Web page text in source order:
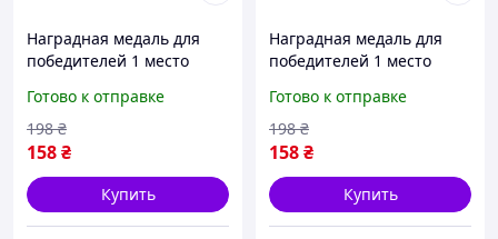
Наградная медаль для
победителей 1 место
конкурсов и мероприятий
диаметр 6,5 см buzyna
Готово к отправке
158₴
198 ₴
Купить
Наградная медаль для
победителей 1 место
конкурсов и мероприятий
диаметр 6,5 см buzyna
Готово к отправке
158₴
198 ₴
Купить